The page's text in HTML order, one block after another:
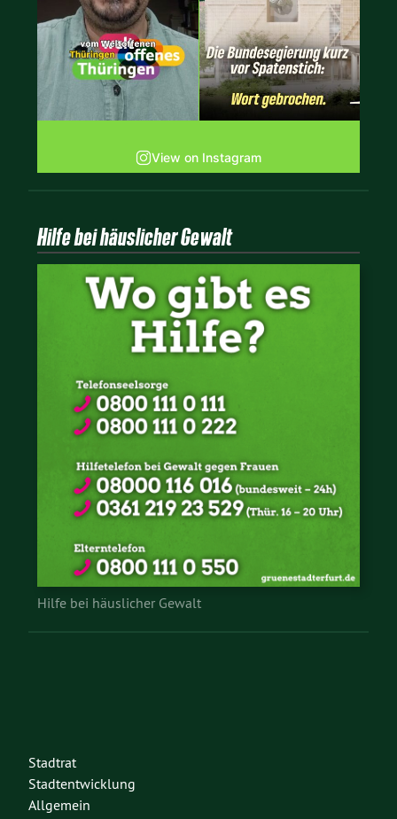
View on Instagram
Hilfe bei häuslicher Gewalt
Hilfe bei häuslicher Gewalt
Stadtrat
Stadtentwicklung
Allgemein